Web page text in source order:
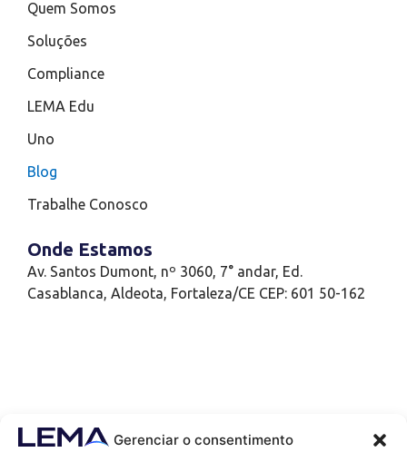
Gerenciar o consentimento
Quem Somos
Soluções
Compliance
LEMA Edu
Uno
Blog
Trabalhe Conosco
Onde Estamos
Av. Santos Dumont, nº 3060, 7° andar, Ed.
Casablanca, Aldeota, Fortaleza/CE CEP: 601 50-162